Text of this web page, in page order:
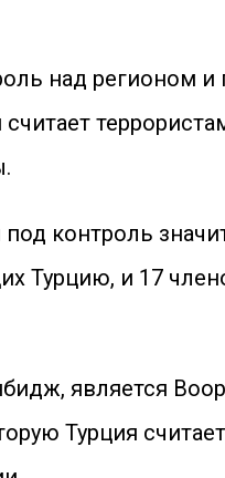
над регионом
контроль
Турцию, и 17
является
Турция